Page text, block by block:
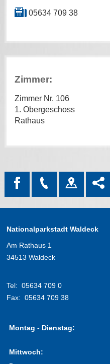
05634 709 38
Zimmer:
Zimmer Nr. 106
1. Obergeschoss
Rathaus
Nationalparkstadt Waldeck
Am Rathaus 1
34513 Waldeck
Tel: 05634 709 0
Fax: 05634 709 38
Montag - Dienstag:
Mittwoch: